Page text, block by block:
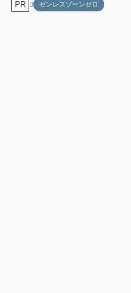
PR ゼンレスゾーンゼロ